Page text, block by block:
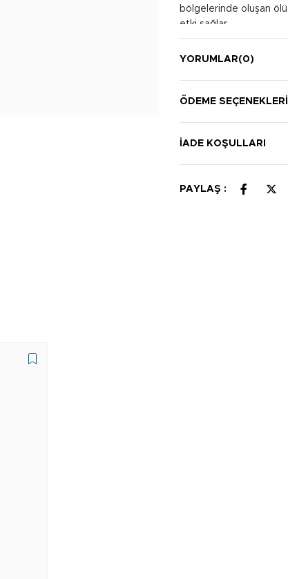
bölgelerinde oluşan
etki sağlar.
Kullanım Şekli:
İyice temizlenmiş cilde
cilt yüzeyindeki ölü
alıştıktan sonra her
YORUMLAR(0)
ÖDEME SEÇENEKLERI
İADE KOŞULLARI
PAYLAŞ :